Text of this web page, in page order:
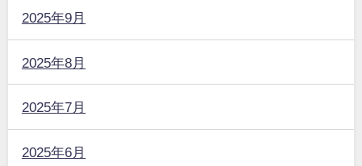
2025年9月
2025年8月
2025年7月
2025年6月